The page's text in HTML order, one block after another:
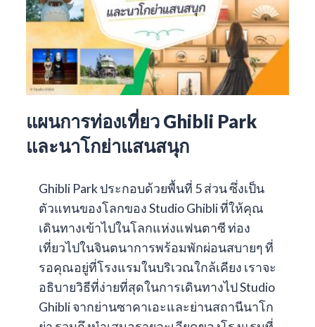
แผนการท่องเที่ยว Ghibli Park
และนาโกย่าแสนสนุก
Ghibli Park ประกอบด้วยพื้นที่ 5 ส่วน ซึ่งเป็น
ตัวแทนของโลกของ Studio Ghibli ที่ให้คุณ
เดินทางเข้าไปในโลกแห่งแฟนตาซี ท่อง
เที่ยวไปในจินตนาการพร้อมพักผ่อนสบายๆ ที่
รอคุณอยู่ที่โรงแรมในบริเวณใกล้เคียง เราจะ
อธิบายวิธีที่ง่ายที่สุดในการเดินทางไป Studio
Ghibli จากย่านซาคาเอะและย่านสถานีนาโก